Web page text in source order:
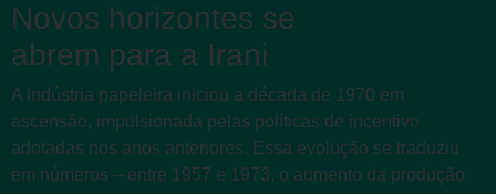
Novos horizontes se
abrem para a Irani
A indústria papeleira iniciou a década de 1970 em
ascensão, impulsionada pelas políticas de incentivo
adotadas nos anos anteriores. Essa evolução se traduziu
em números – entre 1957 e 1973, o aumento da produção